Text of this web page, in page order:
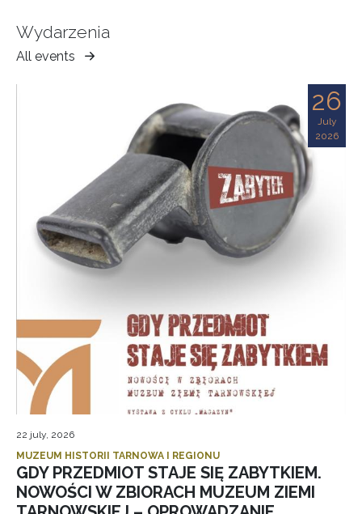
Wydarzenia
All events
Muzeum
Ziemi
26
July
2026
22 july, 2026
MUZEUM HISTORII TARNOWA I REGIONU
GDY PRZEDMIOT STAJE SIĘ ZABYTKIEM.
NOWOŚCI W ZBIORACH MUZEUM ZIEMI